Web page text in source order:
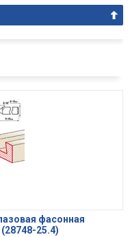
фасонная
25.4)